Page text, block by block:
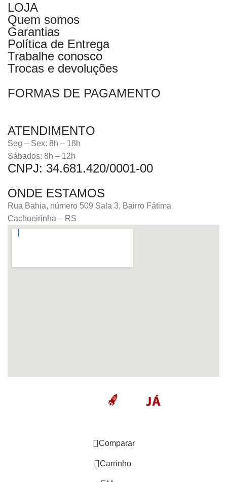
LOJA
Quem somos
Garantias
Política de Entrega
Trabalhe conosco
Trocas e devoluções
FORMAS DE PAGAMENTO
ATENDIMENTO
Seg – Sex: 8h – 18h
Sábados: 8h – 12h
CNPJ: 34.681.420/0001-00
ONDE ESTAMOS
Rua Bahia, número 509 Sala 3, Bairro Fátima
Cachoeirinha – RS
Comparar
0 Carrinho